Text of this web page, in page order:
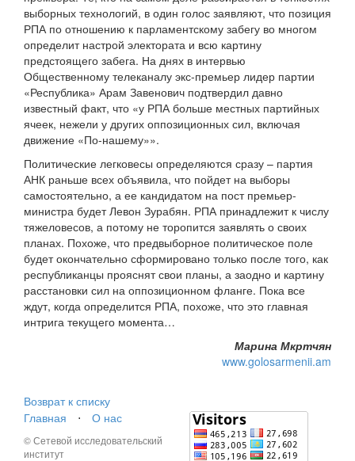
выборных технологий, в один голос заявляют, что позиция
РПА по отношению к парламентскому забегу во многом
определит настрой электората и всю картину
предстоящего забега. На днях в интервью
Общественному телеканалу экс-премьер лидер партии
«Республика» Арам Завенович подтвердил давно
известный факт, что «у РПА больше местных партийных
ячеек, нежели у других оппозиционных сил, включая
движение «По-нашему»».
Политические легковесы определяются сразу – партия
АНК раньше всех объявила, что пойдет на выборы
самостоятельно, а ее кандидатом на пост премьер-
министра будет Левон Зурабян. РПА принадлежит к числу
тяжеловесов, а потому не торопится заявлять о своих
планах. Похоже, что предвыборное политическое поле
будет окончательно сформировано только после того, как
республиканцы прояснят свои планы, а заодно и картину
расстановки сил на оппозиционном фланге. Пока все
ждут, когда определится РПА, похоже, что это главная
интрига текущего момента…
Марина Мкртчян
www.golosarmenii.am
Возврат к списку
Главная
⋅ О нас
© Сетевой исследовательский
институт